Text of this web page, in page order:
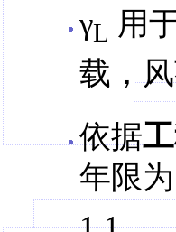
γL 用
载，
依据
年限